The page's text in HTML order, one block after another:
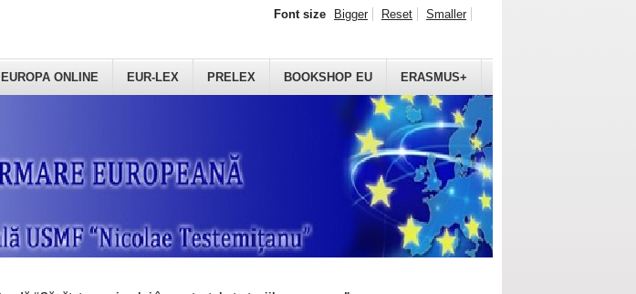
EUROPA ONLINE EUR-LEX PRELEX BOOKSHOP EU ERASMUS+
Font size Bigger Reset Smaller